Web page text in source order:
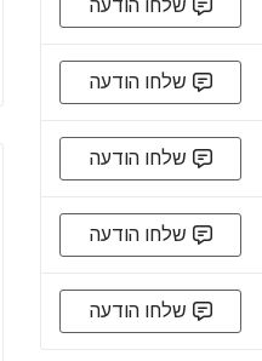
שלחו הודעה
שלחו הודעה
שלחו הודעה
שלחו הודעה
שלחו הודעה